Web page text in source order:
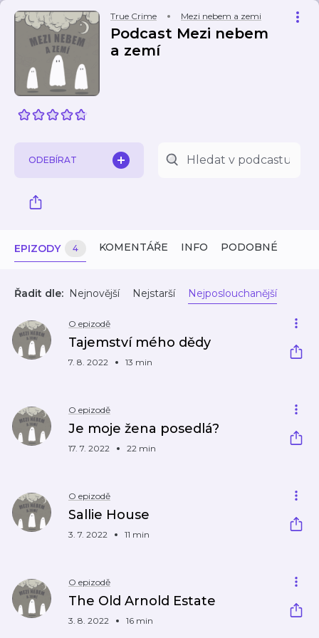
True Crime Mezi nebem a zemi
Podcast Mezi nebem
a zemí
ODEBÍRAT
EPIZODY 4 KOMENTÁŘE INFO PODOBNÉ
Řadit dle: Nejnovější Nejstarší Nejposlouchanější
O epizodě
Tajemství mého dědy
7. 8. 2022 13 min
O epizodě
Je moje žena posedlá?
17. 7. 2022 22 min
O epizodě
Sallie House
3. 7. 2022 11 min
O epizodě
The Old Arnold Estate
3. 8. 2022 16 min